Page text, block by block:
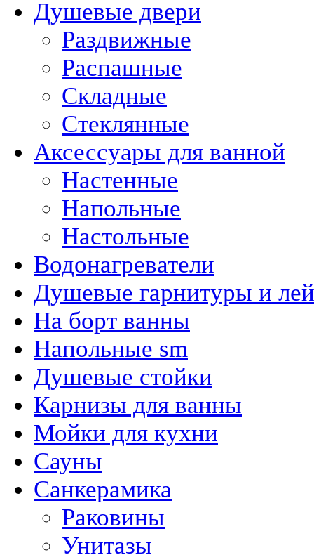
Душевые двери
Раздвижные
Распашные
Складные
Стеклянные
Аксессуары для ванной
Настенные
Напольные
Настольные
Водонагреватели
Душевые гарнитуры и
На борт ванны
Напольные sm
Душевые стойки
Карнизы для ванны
Мойки для кухни
Сауны
Санкерамика
Раковины
Унитазы